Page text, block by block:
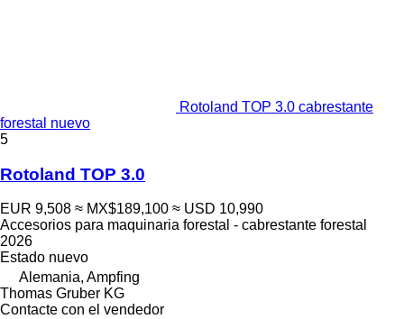
Rotoland TOP 3.0 cabrestante
forestal nuevo
5
Rotoland TOP 3.0
EUR 9,508 ≈ MX$189,100 ≈ USD 10,990
Accesorios para maquinaria forestal - cabrestante forestal
2026
Estado nuevo
Alemania, Ampfing
Thomas Gruber KG
Contacte con el vendedor